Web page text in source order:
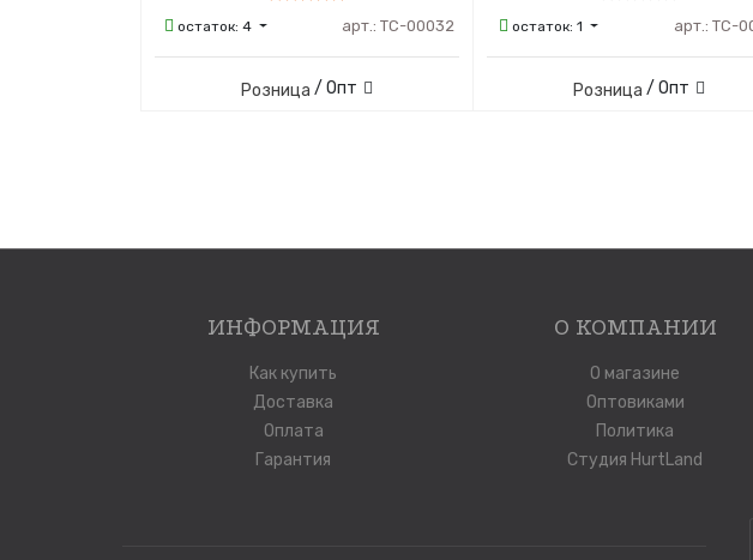
остаток: 4 арт.: ТС-00032
Розница / Опт
остаток: 1 арт.: ТС-
Розница / Опт
ИНФОРМАЦИЯ
Как купить
Доставка
Оплата
Гарантия
О КОМПАНИИ
О магазине
Оптовиками
Политика
Студия HurtLand